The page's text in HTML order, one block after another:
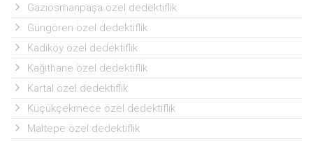
Gaziosmanpaşa özel dedektiflik
Güngören özel dedektiflik
Kadıköy özel dedektiflik
Kağıthane özel dedektiflik
Kartal özel dedektiflik
Küçükçekmece özel dedektiflik
Maltepe özel dedektiflik